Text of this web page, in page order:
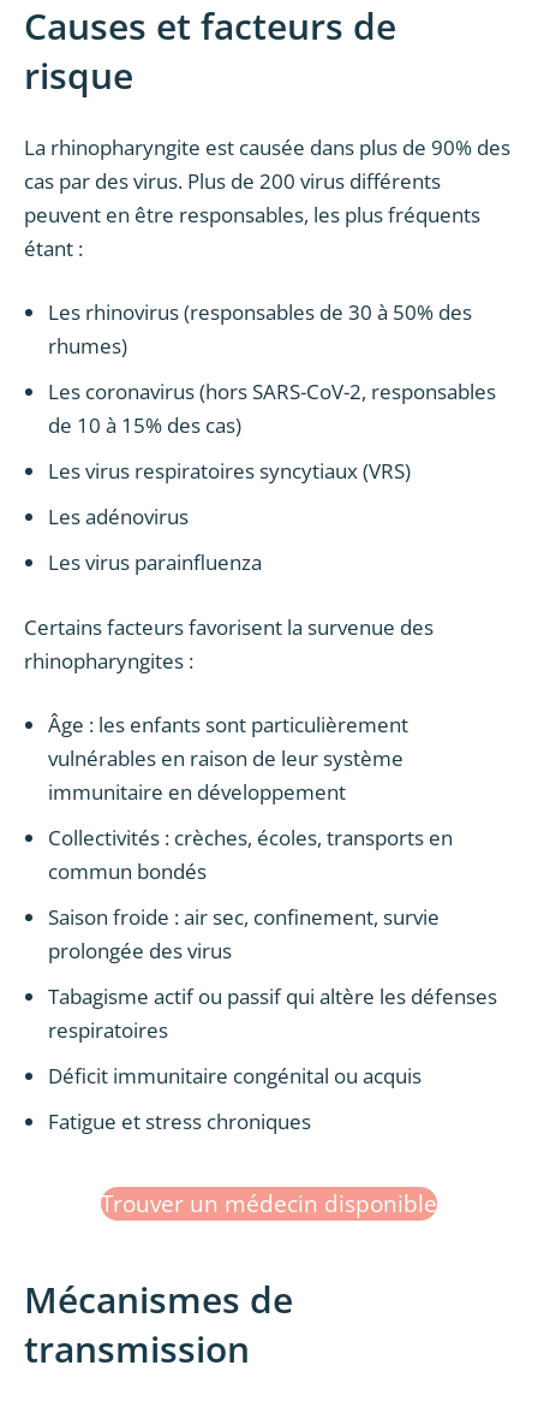
Causes et facteurs de
risque
La rhinopharyngite est causée dans plus de 90% des
cas par des virus. Plus de 200 virus différents
peuvent en être responsables, les plus fréquents
étant :
Les rhinovirus (responsables de 30 à 50% des
rhumes)
Les coronavirus (hors SARS-CoV-2, responsables
de 10 à 15% des cas)
Les virus respiratoires syncytiaux (VRS)
Les adénovirus
Les virus parainfluenza
Certains facteurs favorisent la survenue des
rhinopharyngites :
Âge : les enfants sont particulièrement
vulnérables en raison de leur système
immunitaire en développement
Collectivités : crèches, écoles, transports en
commun bondés
Saison froide : air sec, confinement, survie
prolongée des virus
Tabagisme actif ou passif qui altère les défenses
respiratoires
Déficit immunitaire congénital ou acquis
Fatigue et stress chroniques
Trouver un médecin disponible
Mécanismes de
transmission